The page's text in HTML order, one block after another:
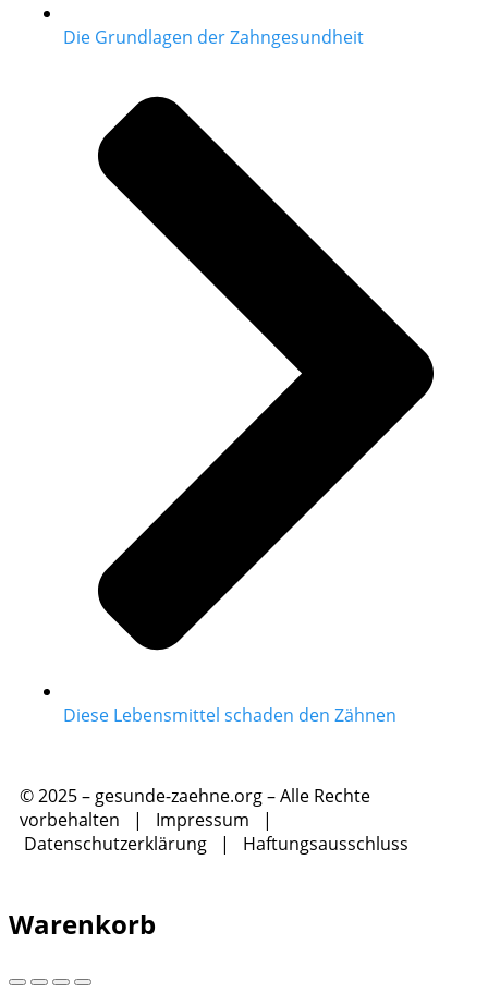
Die Grundlagen der Zahngesundheit
Diese Lebensmittel schaden den Zähnen
© 2025 – gesunde-zaehne.org – Alle Rechte
vorbehalten | Impressum |
Datenschutzerklärung | Haftungsausschluss
Warenkorb